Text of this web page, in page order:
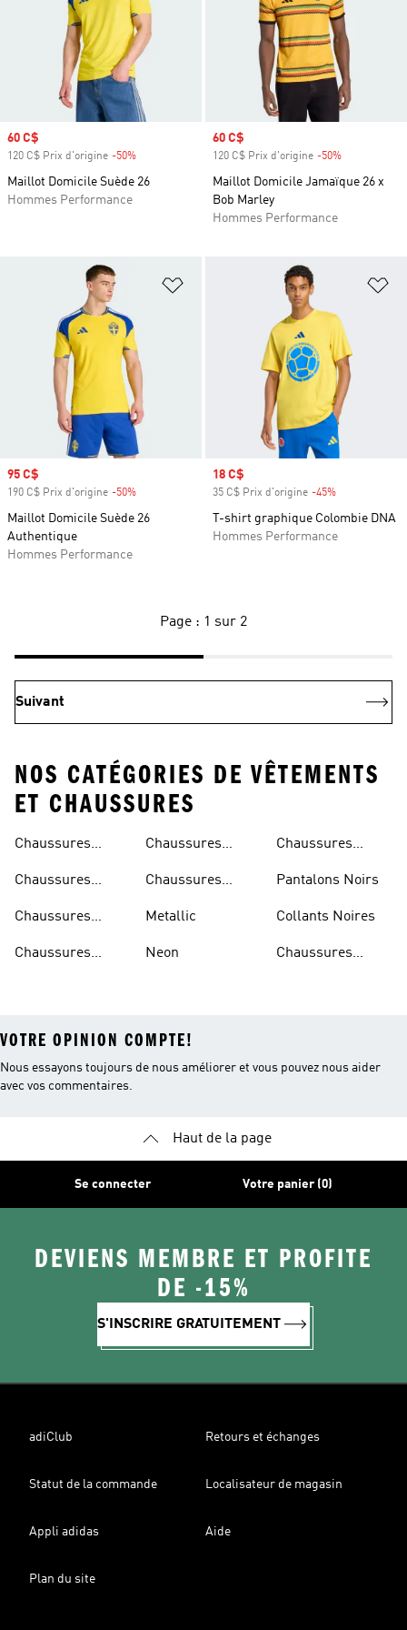
Prix soldé
60 C$
120 C$ Prix d'origine -50%
Maillot Domicile Suède 26
Hommes Performance
Prix soldé
60 C$
120 C$ Prix d'origine -50%
Maillot Domicile Jamaïque 26 x
Bob Marley
Hommes Performance
Ajouter à la Liste de produits
Prix soldé
95 C$
190 C$ Prix d'origine -50%
Maillot Domicile Suède 26
Authentique
Hommes Performance
Prix soldé
18 C$
35 C$ Prix d'origine -45%
T-shirt graphique Colombie DNA
Hommes Performance
Page : 1 sur 2
Suivant
NOS CATÉGORIES DE VÊTEMENTS
ET CHAUSSURES
Chaussures
Chaussures
Chaussures
Chaussures
Chaussures
Chaussures
Metallic
Neon
Chaussures
Pantalons Noirs
Collants Noires
Chaussures
VOTRE OPINION COMPTE!
Nous essayons toujours de nous améliorer et vous pouvez nous aider
avec vos commentaires.
Haut de la page
Se connecter Votre panier (0)
DEVIENS MEMBRE ET PROFITE
DE -15%
S'INSCRIRE GRATUITEMENT
adiClub Retours et échanges
Statut de la commande Localisateur de magasin
Appli adidas Aide
Plan du site